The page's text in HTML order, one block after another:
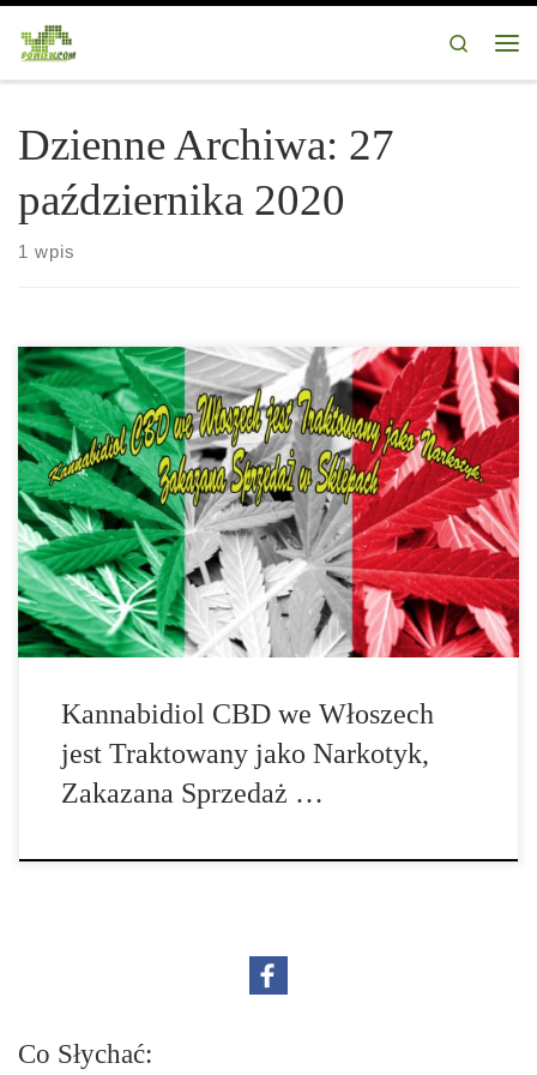
Przejdź do treści
Search
Dzienne Archiwa: 27
października 2020
1 wpis
Wyjaśnijmy co to jest kannabidiol CBD jest to aktywny składnik
[…]
Kannabidiol CBD we Włoszech
jest Traktowany jako Narkotyk,
Zakazana Sprzedaż …
Co Słychać: